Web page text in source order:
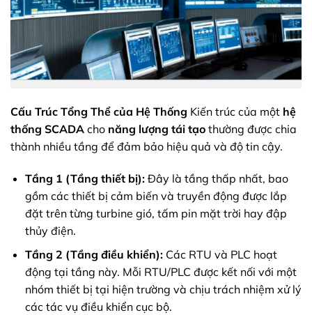
Cấu Trúc Tổng Thể của Hệ Thống Kiến trúc của một hệ
thống SCADA cho năng lượng tái tạo thường được chia
thành nhiều tầng để đảm bảo hiệu quả và độ tin cậy.
Tầng 1 (Tầng thiết bị):Đây là tầng thấp nhất, bao
gồm các thiết bị cảm biến và truyền động được lắp
đặt trên từng turbine gió, tấm pin mặt trời hay đập
thủy điện.
Tầng 2 (Tầng điều khiển):Các RTU và PLC hoạt
động tại tầng này. Mỗi RTU/PLC được kết nối với một
nhóm thiết bị tại hiện trường và chịu trách nhiệm xử lý
các tác vụ điều khiển cục bộ.